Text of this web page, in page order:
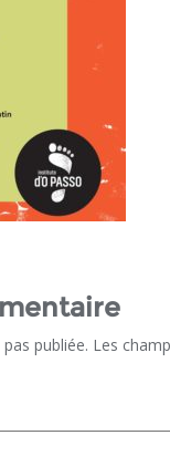
publiée. Les